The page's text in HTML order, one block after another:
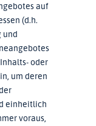
auf
(d.h.
und
Inhalts- oder
um deren
einheitlich
voraus,